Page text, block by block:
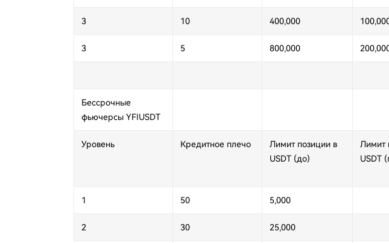
3 10 400,000
3 5 800,000
Бессрочные
фьючерсы YFIUSDT
Уровень Кредитное плечо
Лимит позиции в
USDT (до)
Лимит
USDT
1 50 5,000
2 30 25,000